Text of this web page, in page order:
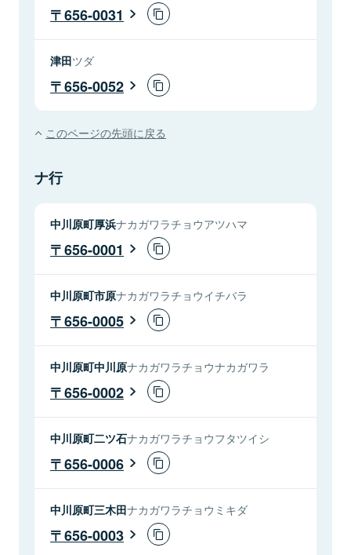
656-0031
津田ツダ
656-0052
このページの先頭に戻る
ナ行
中川原町厚浜ナカガワラチョウアツハマ
656-0001
中川原町市原ナカガワラチョウイチバラ
656-0005
中川原町中川原ナカガワラチョウナカガワラ
656-0002
中川原町二ツ石ナカガワラチョウフタツイシ
656-0006
中川原町三木田ナカガワラチョウミキダ
656-0003